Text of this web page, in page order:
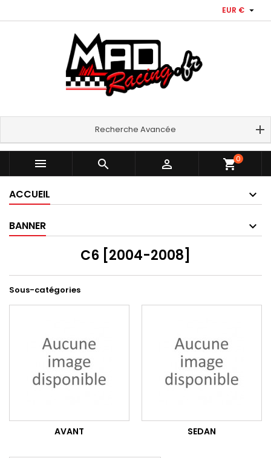
EUR € 
Recherche Avancée
   shopping_cart0
ACCUEIL
BANNER
C6 [2004-2008]
Sous-catégories
AVANT SEDAN